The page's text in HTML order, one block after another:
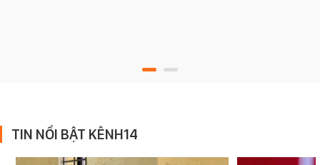
TIN NỔI BẬT KÊNH14